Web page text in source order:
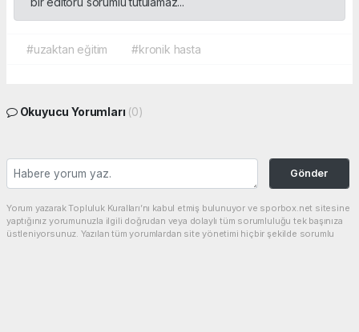
#uzaktan eğitim #kronik hasta
Okuyucu Yorumları (0)
Gönder
Yorum yazarak Topluluk Kuralları’nı kabul etmiş bulunuyor ve sporbox.net sitesine
yaptığınız yorumunuzla ilgili doğrudan veya dolaylı tüm sorumluluğu tek başınıza
üstleniyorsunuz. Yazılan tüm yorumlardan site yönetimi hiçbir şekilde sorumlu